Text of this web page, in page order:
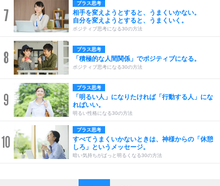
7
プラス思考
相手を変えようとすると、うまくいかない。
自分を変えようとすると、うまくいく。
ポジティブ思考になる30の方法
8 プラス思考
「積極的な人間関係」でポジティブになる。
ポジティブ思考になる30の方法
9
プラス思考
「明るい人」になりたければ「行動する人」にな
ればいい。
明るい性格になる30の方法
10
プラス思考
すべてうまくいかないときは、神様からの「休憩
しろ」というメッセージ。
暗い気持ちがぱっと明るくなる30の方法